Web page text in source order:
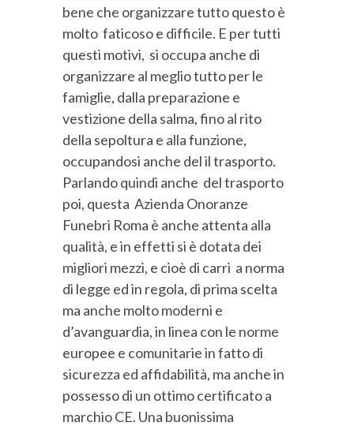
bene che organizzare tutto questo è
molto faticoso e difficile. E per tutti
questi motivi, si occupa anche di
organizzare al meglio tutto per le
famiglie, dalla preparazione e
vestizione della salma, fino al rito
della sepoltura e alla funzione,
occupandosi anche del il trasporto.
Parlando quindi anche del trasporto
poi, questa Azienda Onoranze
Funebri Roma è anche attenta alla
qualità, e in effetti si è dotata dei
migliori mezzi, e cioè di carri a norma
di legge ed in regola, di prima scelta
ma anche molto moderni e
d’avanguardia, in linea con le norme
europee e comunitarie in fatto di
sicurezza ed affidabilità, ma anche in
possesso di un ottimo certificato a
marchio CE. Una buonissima